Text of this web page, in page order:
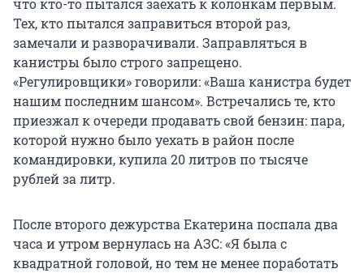
что кто-то пытался заехать к колонкам первым.
Тех, кто пытался заправиться второй раз,
замечали и разворачивали. Заправляться в
канистры было строго запрещено.
«Регулировщики» говорили: «Ваша канистра будет
нашим последним шансом». Встречались те, кто
приезжал к очереди продавать свой бензин: пара,
которой нужно было уехать в район после
командировки, купила 20 литров по тысяче
рублей за литр.
После второго дежурства Екатерина поспала два
часа и утром вернулась на АЗС: «Я была с
квадратной головой, но тем не менее поработать